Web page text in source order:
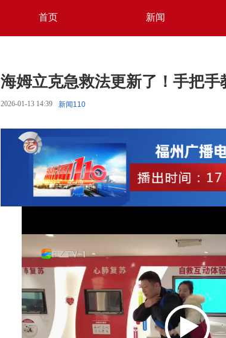
首页 新闻
海姆立克急救法更新了！手把
2026-01-13 14:39 新闻110